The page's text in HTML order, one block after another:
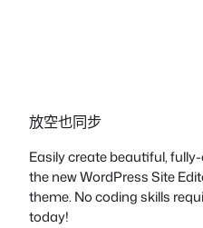
放空也同步
Easily create beautiful,
the new WordPress Site
theme. No coding skills
today!